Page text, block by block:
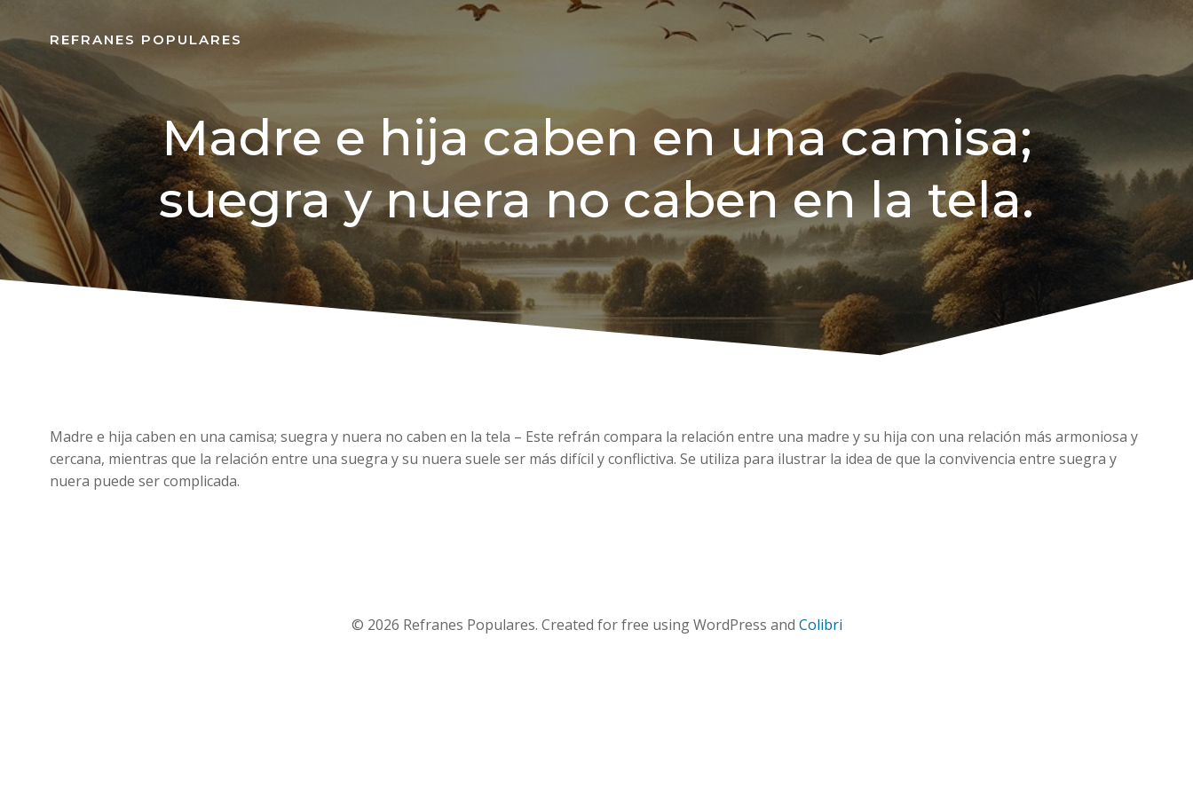
REFRANES POPULARES
Madre e hija caben en una camisa;
suegra y nuera no caben en la tela.
Madre e hija caben en una camisa; suegra y nuera no caben en la tela – Este refrán compara la relación entre una madre y su hija con una relación más armoniosa y
cercana, mientras que la relación entre una suegra y su nuera suele ser más difícil y conflictiva. Se utiliza para ilustrar la idea de que la convivencia entre suegra y
nuera puede ser complicada.
© 2026 Refranes Populares. Created for free using WordPress and Colibri